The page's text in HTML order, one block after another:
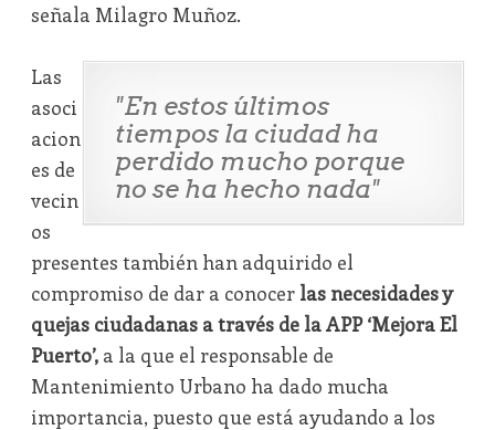
señala Milagro Muñoz.
"En estos últimos
tiempos la ciudad ha
perdido mucho porque
no se ha hecho nada"
Las
asoci
acion
es de
vecin
os
presentes también han adquirido el
compromiso de dar a conocer las necesidades y
quejas ciudadanas a través de la APP ‘Mejora El
Puerto’, a la que el responsable de
Mantenimiento Urbano ha dado mucha
importancia, puesto que está ayudando a los